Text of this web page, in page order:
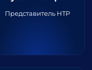
Представитель HTP